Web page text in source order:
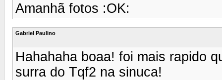
Amanhã fotos :OK:
Gabriel Paulino
Hahahaha boaa! foi mais rapido
surra do Tqf2 na sinuca!